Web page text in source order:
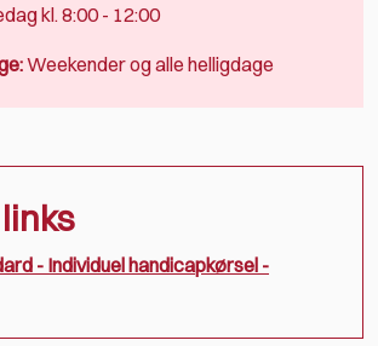
kl. 8:00 - 12:00
Weekender og alle helligdage
- Individuel handicapkørsel -